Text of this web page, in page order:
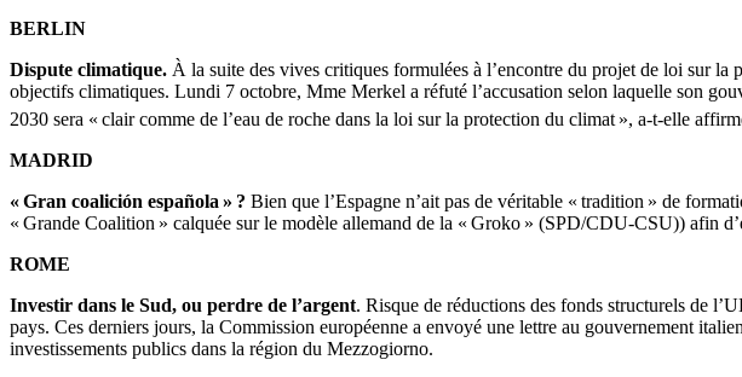
BERLIN
Dispute climatique. À la suite des vives critiques formulées à l’encontre du projet de loi sur
objectifs climatiques. Lundi 7 octobre, Mme Merkel a réfuté l’accusation selon laquelle son
2030 sera « clair comme de l’eau de roche dans la loi sur la protection du climat », a-t-elle
MADRID
« Gran coalición española » ? Bien que l’Espagne n’ait pas de véritable « tradition » de
« Grande Coalition » calquée sur le modèle allemand de la « Groko » (SPD/CDU-CSU)) afin
ROME
Investir dans le Sud, ou perdre de l’argent. Risque de réductions des fonds structurels de
pays. Ces derniers jours, la Commission européenne a envoyé une lettre au gouvernement
investissements publics dans la région du Mezzogiorno.